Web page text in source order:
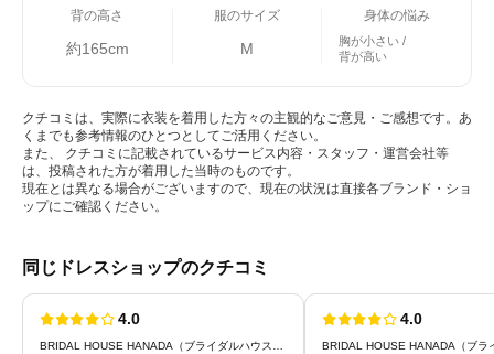
背の高さ
約165cm
服のサイズ
M
身体の悩み
胸が小さい
背が高い
クチコミは、実際に衣装を着用した方々の主観的なご意見・ご感想です。あ
くまでも参考情報のひとつとしてご活用ください。
また、 クチコミに記載されているサービス内容・スタッフ・運営会社等
は、投稿された方が着用した当時のものです。
現在とは異なる場合がございますので、現在の状況は直接各ブランド・ショ
ップにご確認ください。
同じドレスショップのクチコミ
4.0 4.0